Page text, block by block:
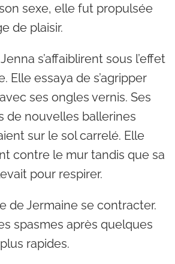
sexe, elle fut propulsée
de plaisir.
s’affaiblirent sous l’effet
Elle essaya de s’agripper
ses ongles vernis. Ses
de nouvelles ballerines
sur le sol carrelé. Elle
contre le mur tandis que sa
pour respirer.
de Jermaine se contracter.
spasmes après quelques
rapides.